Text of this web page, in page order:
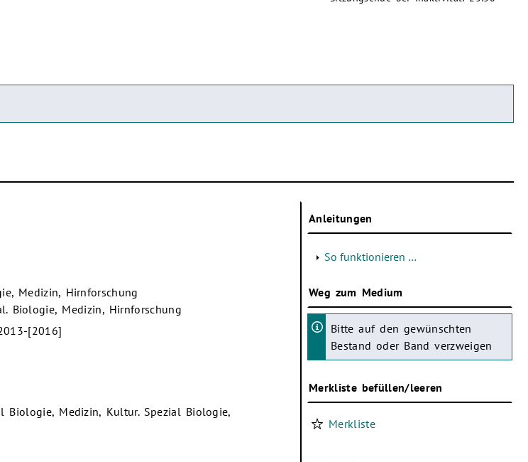
Medizin, Hirnforschung
Biologie, Medizin, Hirnforschung
[2016]
Biologie, Medizin, Kultur. Spezial Biologie,
Anleitungen
So funktionieren …
Weg zum Medium
Bitte auf den gewünschten
Bestand oder Band verzweigen
Merkliste befüllen/leeren
Merkliste